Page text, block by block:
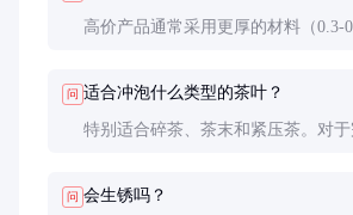
高价产品通常采用更厚的材料（0.3-
问 适合冲泡什么类型的茶叶？
特别适合碎茶、茶末和紧压茶。对
问 会生锈吗？